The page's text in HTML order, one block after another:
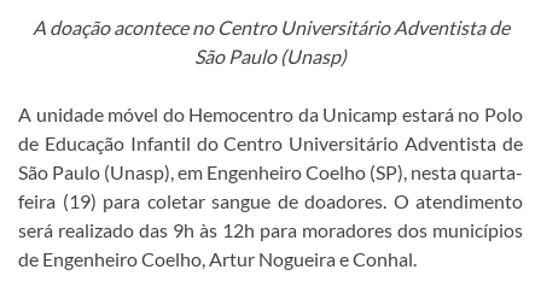
A doação acontece no Centro Universitário Adventista de
São Paulo (Unasp)
A unidade móvel do Hemocentro da Unicamp estará no Polo
de Educação Infantil do Centro Universitário Adventista de
São Paulo (Unasp), em Engenheiro Coelho (SP), nesta quarta-
feira (19) para coletar sangue de doadores. O atendimento
será realizado das 9h às 12h para moradores dos municípios
de Engenheiro Coelho, Artur Nogueira e Conhal.